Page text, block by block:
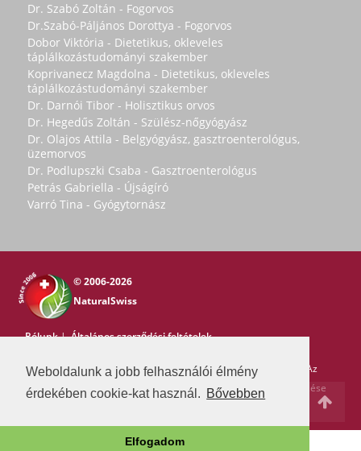
Weboldalunk a jobb felhasználói élmény
érdekében cookie-kat használ. Bővebben
Elfogadom
Dr. Szabó Zoltán - Fogorvos
Dr.Szabó-Páljános Dorottya - Fogorvos
Dobor Viktória - Dietetikus, okleveles
táplálkozástudományi szakember
Koprivanecz Magdolna - Dietetikus, okleveles
táplálkozástudományi szakember
Dr. Darnói Tibor - Holisztikus orvos
Dr. Hegedűs Zoltán - Szülész-nőgyógyász
Dr. Olajos Attila - Belgyógyász, gasztroenterológus,
üzemorvos
Dr. Podlupszki Csaba - Gasztroenterológus
Petrás Gabriella - Újságíró
Varró Tina - Gyógytornász
© 2006-2026
NaturalSwiss
Rólunk|Általános szerződési feltételek
Copyright © 2006-2026 NaturalSwissMinden jog fenntartva. Az
oldal tartalma nem másolható a Natural Swiss írásos beleegyezése